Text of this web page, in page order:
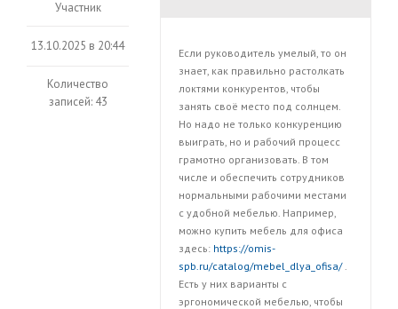
Участник
13.10.2025 в 20:44
Количество
записей: 43
Если руководитель умелый, то он
знает, как правильно растолкать
локтями конкурентов, чтобы
занять своё место под солнцем.
Но надо не только конкуренцию
выиграть, но и рабочий процесс
грамотно организовать. В том
числе и обеспечить сотрудников
нормальными рабочими местами
с удобной мебелью. Например,
можно купить мебель для офиса
здесь: https://omis-
spb.ru/catalog/mebel_dlya_ofisa/.
Есть у них варианты с
эргономической мебелью, чтобы